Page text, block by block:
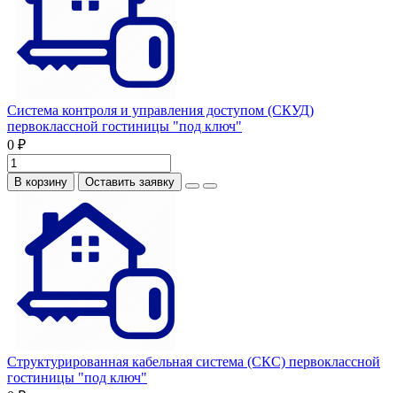
Система контроля и управления доступом (СКУД)
первоклассной гостиницы "под ключ"
0 ₽
В корзину Оставить заявку
Структурированная кабельная система (СКС) первоклассной
гостиницы "под ключ"